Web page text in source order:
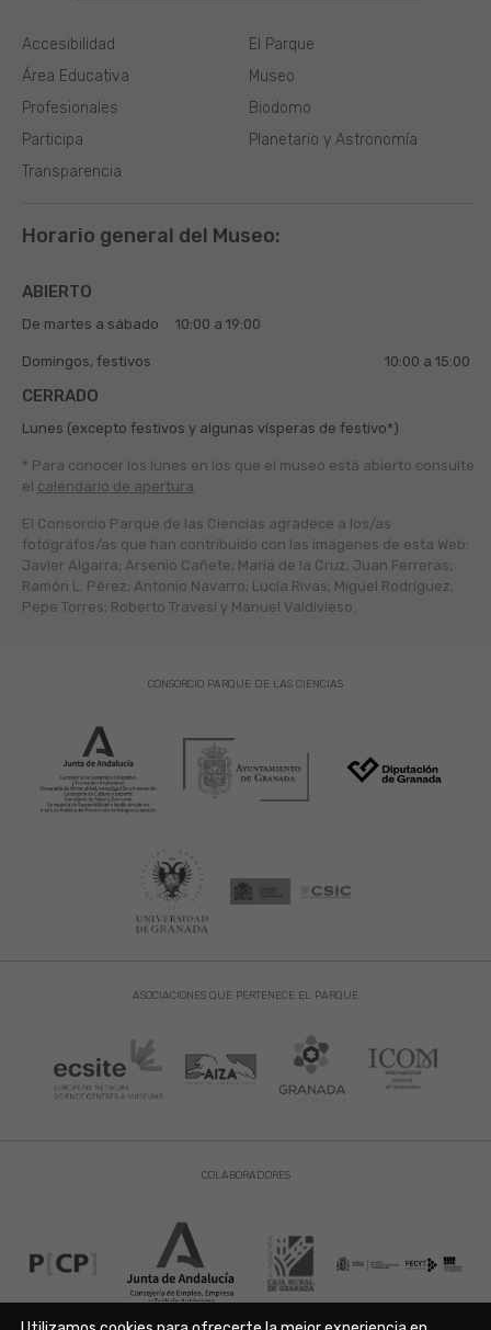
El Parque
Museo
Biodomo
Planetario y Astronomía
Área Educativa
Profesionales
Participa
Transparencia
Accesibilidad
Horario general del Museo:
ABIERTO
De martes a sábado 10:00 a 19:00
Domingos, festivos 10:00 a 15:00
CERRADO
Lunes (excepto festivos y algunas vísperas de festivo*)
* Para conocer los lunes en los que el museo está abierto consulte
el calendario de apertura
El Consorcio Parque de las Ciencias agradece a los/as
fotógráfos/as que han contribuido con las imágenes de esta Web:
Javier Algarra; Arsenio Cañete; María de la Cruz; Juan Ferreras;
Ramón L. Pérez; Antonio Navarro; Lucía Rivas; Miguel Rodríguez;
Pepe Torres; Roberto Travesí y Manuel Valdivieso.
ASOCIACIONES QUE PERTENECE EL PARQUE
CONSORCIO PARQUE DE LAS CIENCIAS
COLABORADORES